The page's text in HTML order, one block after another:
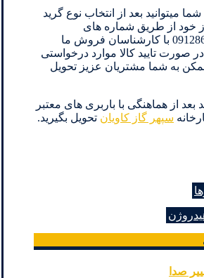
میتوانید بعد از انتخاب نوع گرید
خود از طریق شماره های
02146835980 – 09128699025 با کارشناسان فروش ما
صورت تایید کالا موارد درخواستی
به شما مشتریان عزیز تحویل
بعد از هماهنگی با باربری های معتبر
سپهر گاز کاویان تحویل بگیرید.
صدا